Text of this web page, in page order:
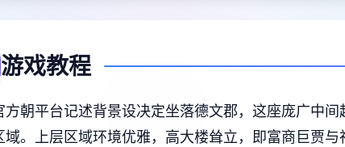
游戏教程
方朝平台记述背景设决定坐落德文郡，这座庞广中
域。上层区域环境优雅，高大楼耸立，即富商巨贾